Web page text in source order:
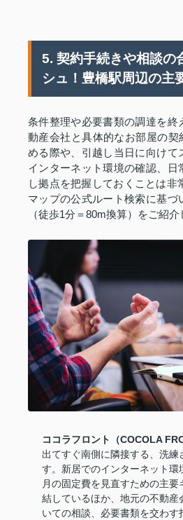
5. 契約手続きや相談の
シュ！豊橋駅周辺の主
条件整理や必要書類の調達を終
動産会社と具体的なお部屋の契
める際や、引越し当日に向けて
インターネット環境の確認、日
し拠点を把握しておくことは非
マップの公式ルート検索に基づ
（徒歩1分＝80m換算）をご紹介
ココラフロント（COCOLA
出てすぐ南側に隣接する、洗
す。新居でのインターネット環
月の固定費を見直すための主
結しているほか、地元の不動産
いての相談、必要書類を交わす